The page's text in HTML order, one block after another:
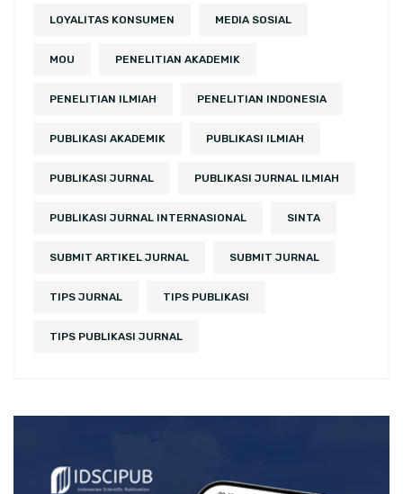
LOYALITAS KONSUMEN MEDIA SOSIAL
MOU PENELITIAN AKADEMIK
PENELITIAN ILMIAH PENELITIAN INDONESIA
PUBLIKASI AKADEMIK PUBLIKASI ILMIAH
PUBLIKASI JURNAL PUBLIKASI JURNAL ILMIAH
PUBLIKASI JURNAL INTERNASIONAL SINTA
SUBMIT ARTIKEL JURNAL SUBMIT JURNAL
TIPS JURNAL TIPS PUBLIKASI
TIPS PUBLIKASI JURNAL